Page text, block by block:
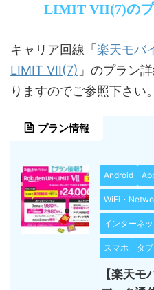
LIMIT VII(7)のプ
キャリア回線「 楽天モバ
LIMIT VII(7) 」のプラン
りますのでご参照下さい。
プラン情報
Android
WiFi・
インターネッ
スマホ タ
【楽天